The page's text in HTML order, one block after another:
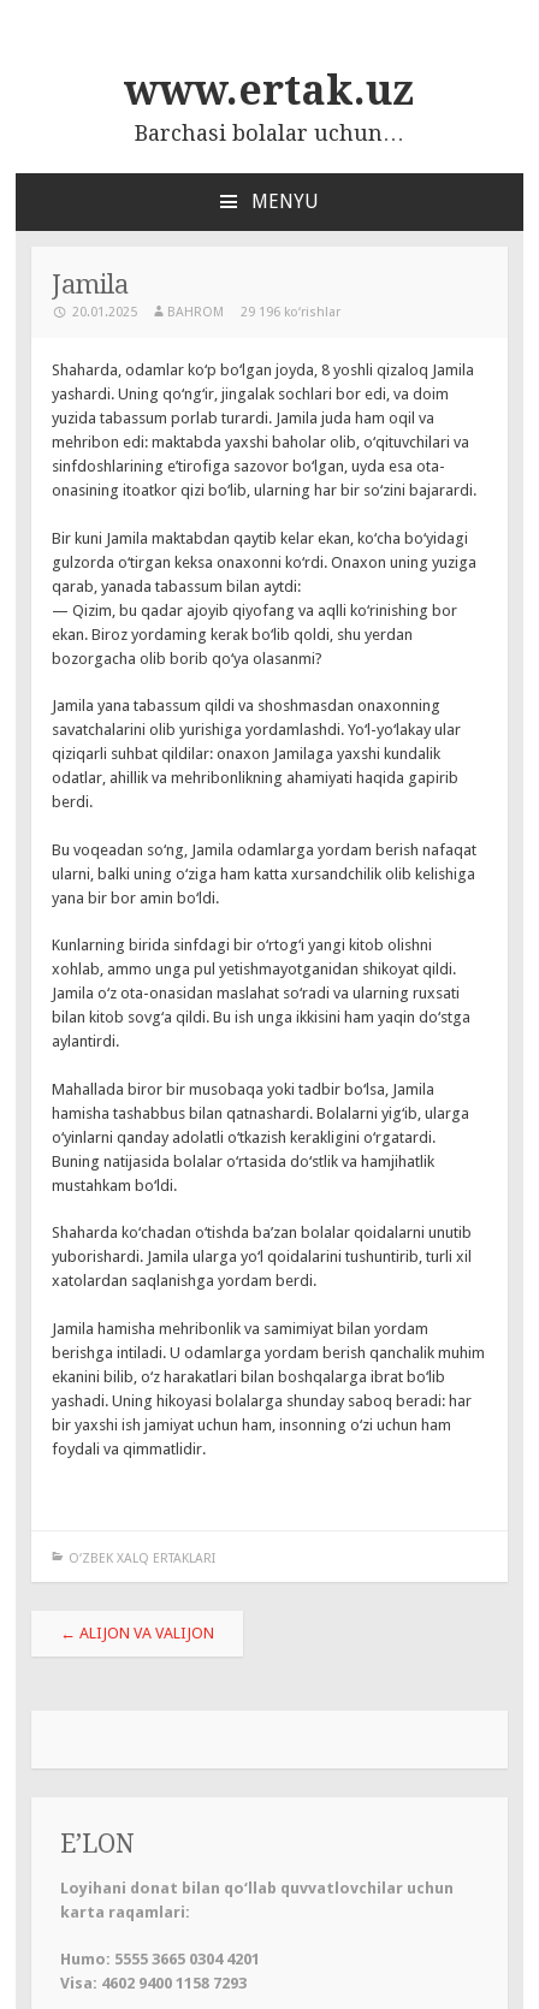
www.ertak.uz
Barchasi bolalar uchun…
MENYU
СОДЕРЖАНИЮ
Jamila
20.01.2025 BAHROM 29 196 ko‘rishlar
Shaharda, odamlar ko‘p bo‘lgan joyda, 8 yoshli qizaloq Jamila
yashardi. Uning qo‘ng‘ir, jingalak sochlari bor edi, va doim
yuzida tabassum porlab turardi. Jamila juda ham oqil va
mehribon edi: maktabda yaxshi baholar olib, o‘qituvchilari va
sinfdoshlarining e’tirofiga sazovor bo‘lgan, uyda esa ota-
onasining itoatkor qizi bo‘lib, ularning har bir so‘zini bajarardi.
Bir kuni Jamila maktabdan qaytib kelar ekan, ko‘cha bo‘yidagi
gulzorda o‘tirgan keksa onaxonni ko‘rdi. Onaxon uning yuziga
qarab, yanada tabassum bilan aytdi:
— Qizim, bu qadar ajoyib qiyofang va aqlli ko‘rinishing bor
ekan. Biroz yordaming kerak bo‘lib qoldi, shu yerdan
bozorgacha olib borib qo‘ya olasanmi?
Jamila yana tabassum qildi va shoshmasdan onaxonning
savatchalarini olib yurishiga yordamlashdi. Yo‘l-yo‘lakay ular
qiziqarli suhbat qildilar: onaxon Jamilaga yaxshi kundalik
odatlar, ahillik va mehribonlikning ahamiyati haqida gapirib
berdi.
Bu voqeadan so‘ng, Jamila odamlarga yordam berish nafaqat
ularni, balki uning o‘ziga ham katta xursandchilik olib kelishiga
yana bir bor amin bo‘ldi.
Kunlarning birida sinfdagi bir o‘rtog‘i yangi kitob olishni
xohlab, ammo unga pul yetishmayotganidan shikoyat qildi.
Jamila o‘z ota-onasidan maslahat so‘radi va ularning ruxsati
bilan kitob sovg‘a qildi. Bu ish unga ikkisini ham yaqin do‘stga
aylantirdi.
Mahallada biror bir musobaqa yoki tadbir bo‘lsa, Jamila
hamisha tashabbus bilan qatnashardi. Bolalarni yig‘ib, ularga
o‘yinlarni qanday adolatli o‘tkazish kerakligini o‘rgatardi.
Buning natijasida bolalar o‘rtasida do‘stlik va hamjihatlik
mustahkam bo‘ldi.
Shaharda ko‘chadan o‘tishda ba’zan bolalar qoidalarni unutib
yuborishardi. Jamila ularga yo‘l qoidalarini tushuntirib, turli xil
xatolardan saqlanishga yordam berdi.
Jamila hamisha mehribonlik va samimiyat bilan yordam
berishga intiladi. U odamlarga yordam berish qanchalik muhim
ekanini bilib, o‘z harakatlari bilan boshqalarga ibrat bo‘lib
yashadi. Uning hikoyasi bolalarga shunday saboq beradi: har
bir yaxshi ish jamiyat uchun ham, insonning o‘zi uchun ham
foydali va qimmatlidir.
O‘ZBEK XALQ ERTAKLARI
Навигация
по
← ALIJON VA VALIJON
E’LON
Loyihani donat bilan qo‘llab quvvatlovchilar uchun
karta raqamlari:
Humo: 5555 3665 0304 4201
Visa: 4602 9400 1158 7293